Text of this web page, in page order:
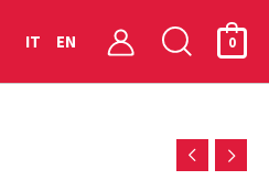
IT EN Cerca
0